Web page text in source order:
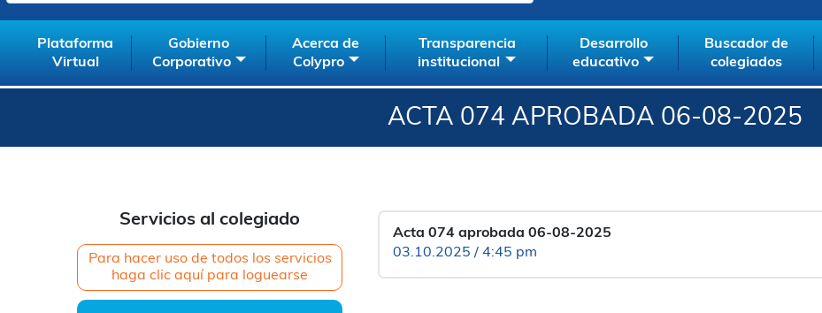
Plataforma
Virtual
Gobierno
Corporativo
Acerca de
Colypro
Transparencia
institucional
Desarrollo
educativo
Buscador de
colegiados
ACTA 074 APROBADA 06-08-2025
Servicios al colegiado
Para hacer uso de todos los servicios
haga clic aquí para loguearse
Acta 074 aprobada 06-08-2025
03.10.2025 / 4:45 pm